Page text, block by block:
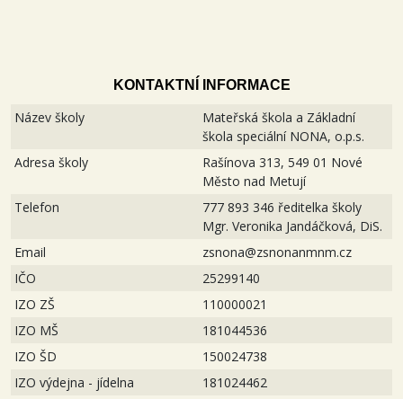
KONTAKTNÍ INFORMACE
Název školy
Mateřská škola a Základní
škola speciální NONA, o.p.s.
Adresa školy
Rašínova 313, 549 01 Nové
Město nad Metují
Telefon
777 893 346 ředitelka školy
Mgr. Veronika Jandáčková, DiS.
Email
zsnona@zsnonanmnm.cz
IČO
25299140
IZO ZŠ
110000021
IZO MŠ
181044536
IZO ŠD
150024738
IZO výdejna - jídelna
181024462